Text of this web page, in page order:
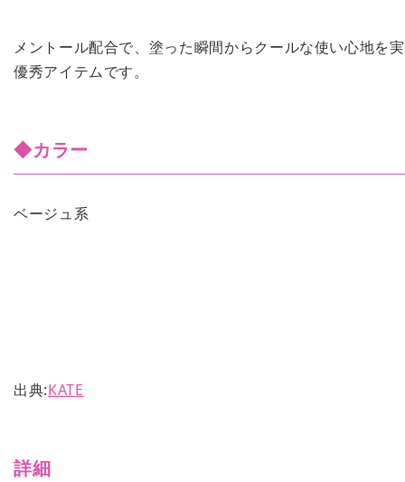
メントール配合で、塗った瞬間からクールな使い心地を
優秀アイテムです。
◆カラー
ベージュ系
出典:KATE
詳細